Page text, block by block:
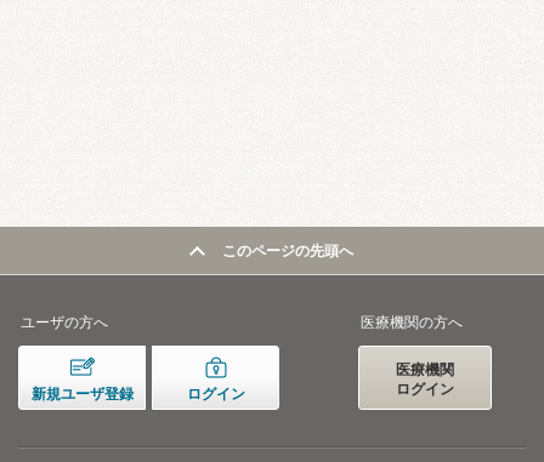
このページの先頭へ
ユーザの方へ
新規ユーザ登録 ログイン
医療機関の方へ
医療機関
ログイン